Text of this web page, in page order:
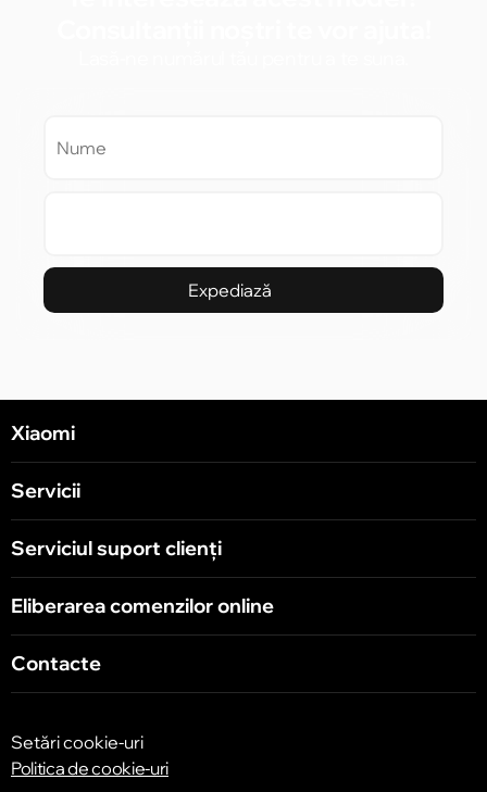
Expediază
Xiaomi
Servicii
Serviciul suport clienţi
Eliberarea comenzilor online
Contacte
Setări cookie-uri
Politica de cookie-uri